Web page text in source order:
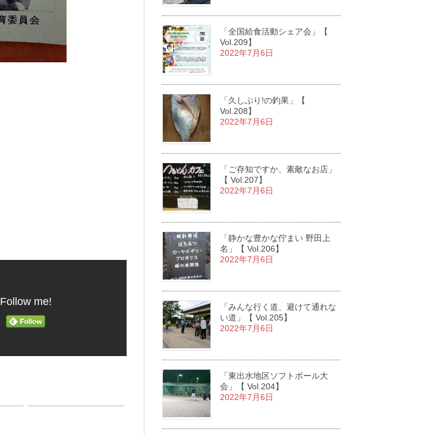
Follow me!
「全国給食活動シェア会」【
Vol.209】
2022年7月6日
「久しぶり!の釣果」【
Vol.208】
2022年7月6日
「ご存知ですか、素敵なお店」
【 Vol.207】
2022年7月6日
「静かな豊かな佇まい 野田上
名」【 Vol.206】
2022年7月6日
「みんな行く道、避けて通れな
い道」【 Vol.205】
2022年7月6日
「東出水地区ソフトボール大
会」【 Vol.204】
2022年7月6日